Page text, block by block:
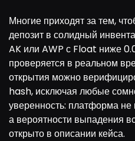
Многие приходят за тем,
депозит в солидный
AK или AWP с Float ниже
проверяется в реальном
открытия можно
hash, исключая любые
уверенность: платформа не
а вероятности выпадения
открыто в описании кейса.